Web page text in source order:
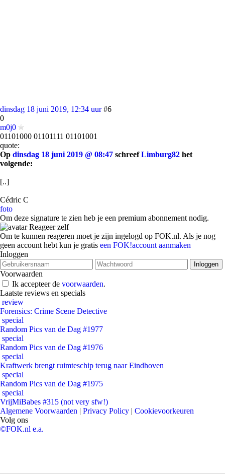
dinsdag 18 juni 2019, 12:34 uur #6
0
m0j0
01101000 01101111 01101001
quote:
Op dinsdag 18 juni 2019 @ 08:47 schreefLimburg82 het
volgende:
[..]
Cédric C
foto
Om deze signature te zien heb je een premium abonnement nodig.
Reageer zelf
Om te kunnen reageren moet je zijn ingelogd op FOK.nl. Als je nog
geen account hebt kun je gratis een FOK!account aanmaken
Inloggen
Voorwaarden
Ik accepteer de voorwaarden.
Laatste reviews en specials
review
Forensics: Crime Scene Detective
special
Random Pics van de Dag #1977
special
Random Pics van de Dag #1976
special
Kraftwerk brengt ruimteschip terug naar Eindhoven
special
Random Pics van de Dag #1975
special
VrijMiBabes #315 (not very sfw!)
Algemene Voorwaarden | Privacy Policy | Cookievoorkeuren
Volg ons
©FOK.nl e.a.